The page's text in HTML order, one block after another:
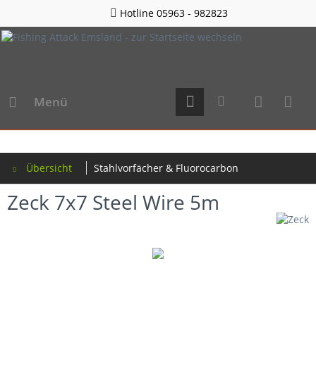
Hotline 05963 - 982823
Menü
Übersicht Stahlvorfächer & Fluorocarbon
Zeck 7x7 Steel Wire 5m